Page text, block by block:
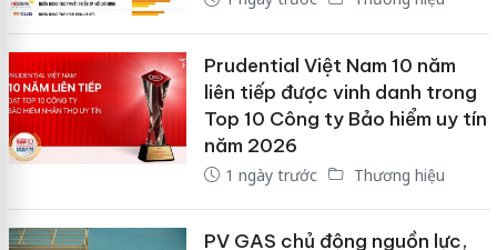
Prudential Việt Nam 10 năm
liên tiếp được vinh danh trong
Top 10 Công ty Bảo hiểm uy tín
năm 2026
1 ngày trước Thương hiệu
PV GAS chủ động nguồn lực,